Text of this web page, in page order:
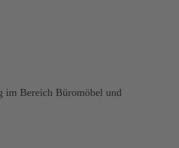
im Bereich Büromöbel und